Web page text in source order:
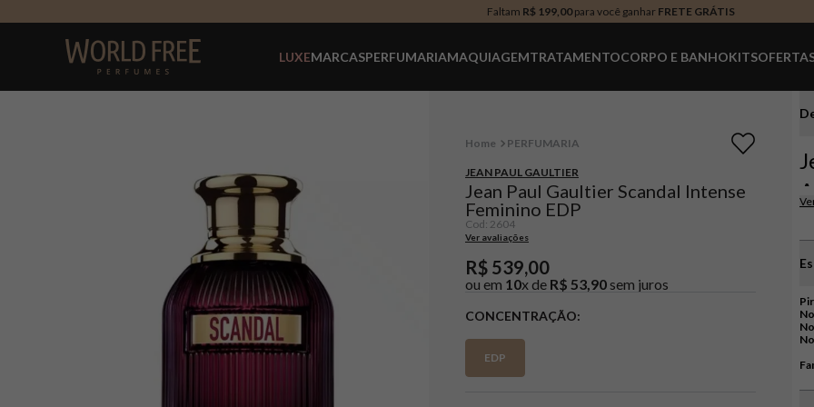
Faltam R$ 199,00para você ganhar FRETE GRÁTIS
LUXEMARCASPERFUMARIAMAQUIAGEMTRATAMENTOCORPO E BANHOKITS
PERFUMARIA
JEAN PAUL GAULTIER
Jean Paul Gaultier Scandal Intense
Feminino EDP
Cod: 2604
Ver avaliações
R$ 539,00
ou em 10x de R$ 53,90 sem juros
CONCENTRAÇÃO
EDP
A